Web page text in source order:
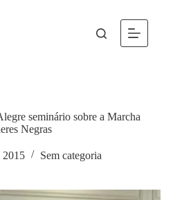
seminário sobre a Marcha
Negras
2015 Sem categoria